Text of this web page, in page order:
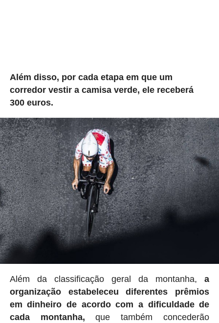
Além disso, por cada etapa em que um
corredor vestir a camisa verde, ele receberá
300 euros.
Além da classificação geral da montanha,a
organização estabeleceu
diferentes prêmios
em dinheiro de acordo com a dificuldade de
cada montanha, que também concederão